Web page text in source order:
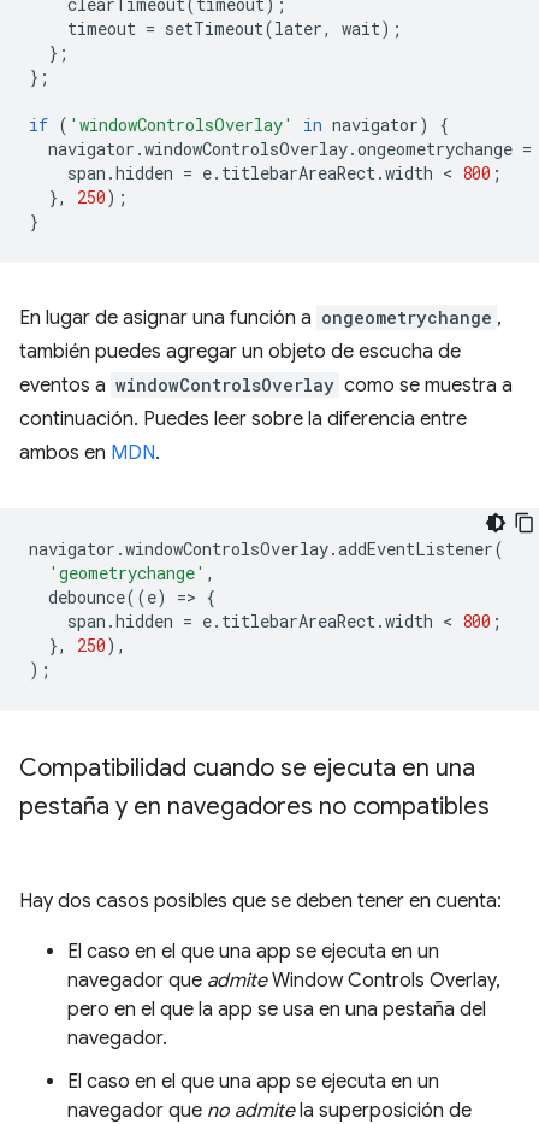
timeout = setTimeout(later, wait);
};
};
if ( 'windowControlsOverlay' in navigator)
{
navigator .windowControlsOverlay.ongeometrychange =
span .hidden = e. titlebarAreaRect .width < 800 ;
},
250);
}
En lugar de asignar una función a ongeometrychange ,
también puedes agregar un objeto de escucha de
eventos a windowControlsOverlay como se muestra a
continuación. Puedes leer sobre la diferencia entre
ambos en MDN.
navigator .windowControlsOverlay.addEventListener(
'geometrychange' ,
debounce((e) => {
span .hidden = e. titlebarAreaRect .width < 800 ;
},
250),
);
Compatibilidad cuando se ejecuta en una
pestaña y en navegadores no compatibles
Hay dos casos posibles que se deben tener en cuenta:
El caso en el que una app se ejecuta en un
navegador que admiteWindow Controls Overlay,
pero en el que la app se usa en una pestaña del
navegador.
El caso en el que una app se ejecuta en un
navegador que no admitela superposición de